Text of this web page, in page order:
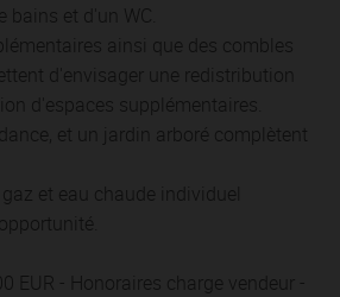
bains et d'un WC.
ainsi que des combles
d'envisager une redistribution
d'espaces supplémentaires.
et un jardin arboré complètent
et eau chaude individuel
EUR - Honoraires charge vendeur -